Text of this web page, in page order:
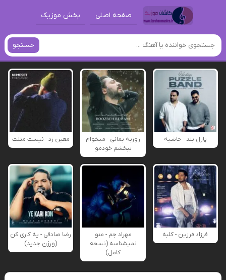
صفحه اصلی پخش موزیک
جستجو
پازل بند - حاشیه
روزبه بمانی - میخوام
ببخشم خودمو
معین زد - نیست مثلت
فرزاد فرزین - کلبه
مهراد جم - منو
نمیشناسه (نسخه
کامل)
رضا صادقی - یه کاری کن
(ورژن جدید)